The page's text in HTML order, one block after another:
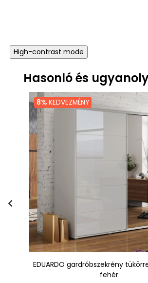
High-contrast mode
Hasonló és
8% KEDVEZMÉNY
EDUARDO gardróbszekrény
fehér